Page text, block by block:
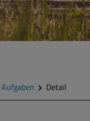
Aufgaben Detail